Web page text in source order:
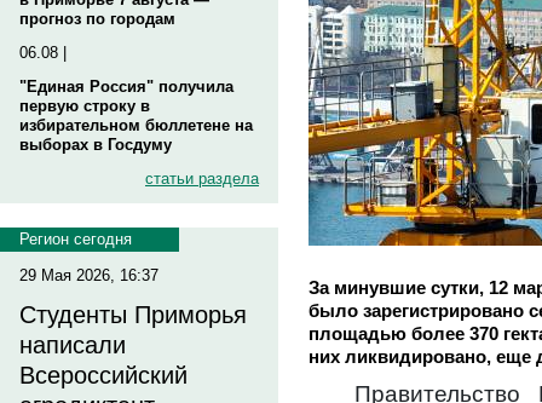
прогноз по городам
06.08 |
"Единая Россия" получила
первую строку в
избирательном бюллетене на
выборах в Госдуму
статьи раздела
Регион сегодня
29 Мая 2026, 16:37
Студенты Приморья
написали
Всероссийский
За минувшие сутки, 12
было зарегистрировано
площадью более 370
них ликвидировано, еще
Правительство